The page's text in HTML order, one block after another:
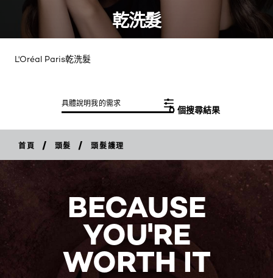
乾洗髮
L'Oréal Paris乾洗髮
0 個搜尋結果
具體說明我的需求
首頁 / 頭髮 / 頭髮護理
BECAUSE
YOU'RE
WORTH IT